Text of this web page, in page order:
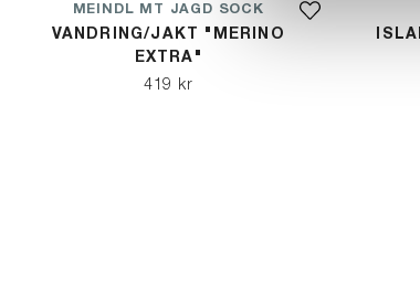
MEINDL MT JAGD SOCK
VANDRING/JAKT "MERINO
EXTRA"
419 kr